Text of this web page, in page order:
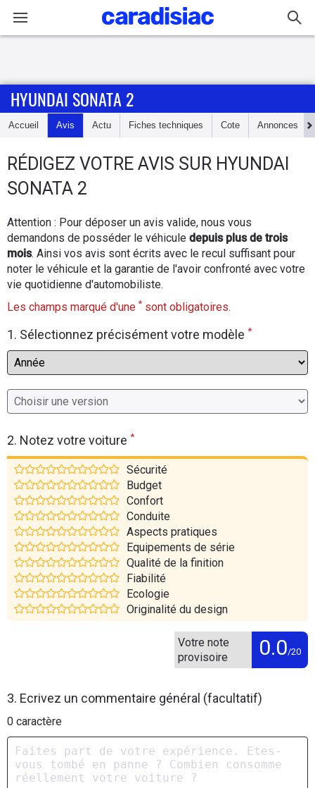
Accueil
Essais
d'achat
Electriques
Flottes
Auto
Moto
Marques
HYUNDAI SONATA 2
Accueil Avis Actu Fiches techniques Cote Annonces
RÉDIGEZ VOTRE AVIS SUR HYUNDAI
SONATA 2
Attention : Pour déposer un avis valide, nous vous
demandons de posséder le véhicule depuis plus de trois
mois. Ainsi vos avis sont écrits avec le recul suffisant pour
noter le véhicule et la garantie de l'avoir confronté avec votre
vie quotidienne d'automobiliste.
Les champs marqué d'une * sont obligatoires.
1. Sélectionnez précisément votre modèle *
2. Notez votre voiture *
Sécurité
Budget
Confort
Conduite
Aspects pratiques
Equipements de série
Qualité de la finition
Fiabilité
Ecologie
Originalité du design
Votre note
provisoire
0.0/20
3. Ecrivez un commentaire général (facultatif)
0 caractère